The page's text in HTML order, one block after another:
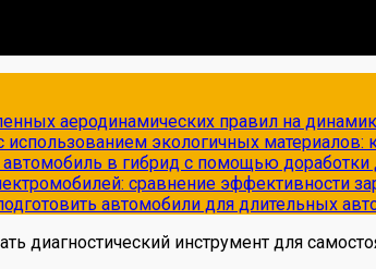
аеродинамических правил на
использованием экологичных материалов:
автомобиль в гибрид с помощью доработки
сравнение эффективности
автомобили для длительных
диагностический инструмент для